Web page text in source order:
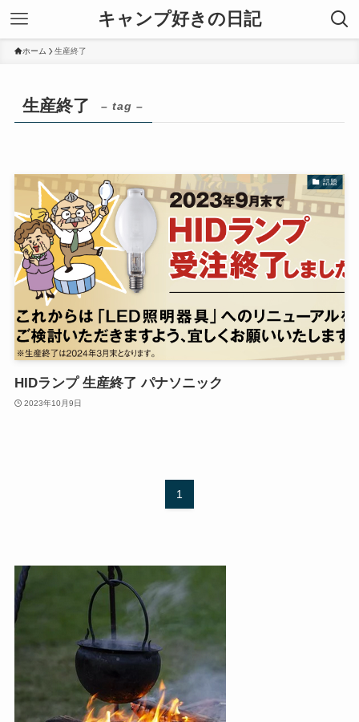
キャンプ好きの日記
ホーム 生産終了
生産終了 – tag –
話題
HIDランプ 生産終了 パナソニック
2023年10月9日
1